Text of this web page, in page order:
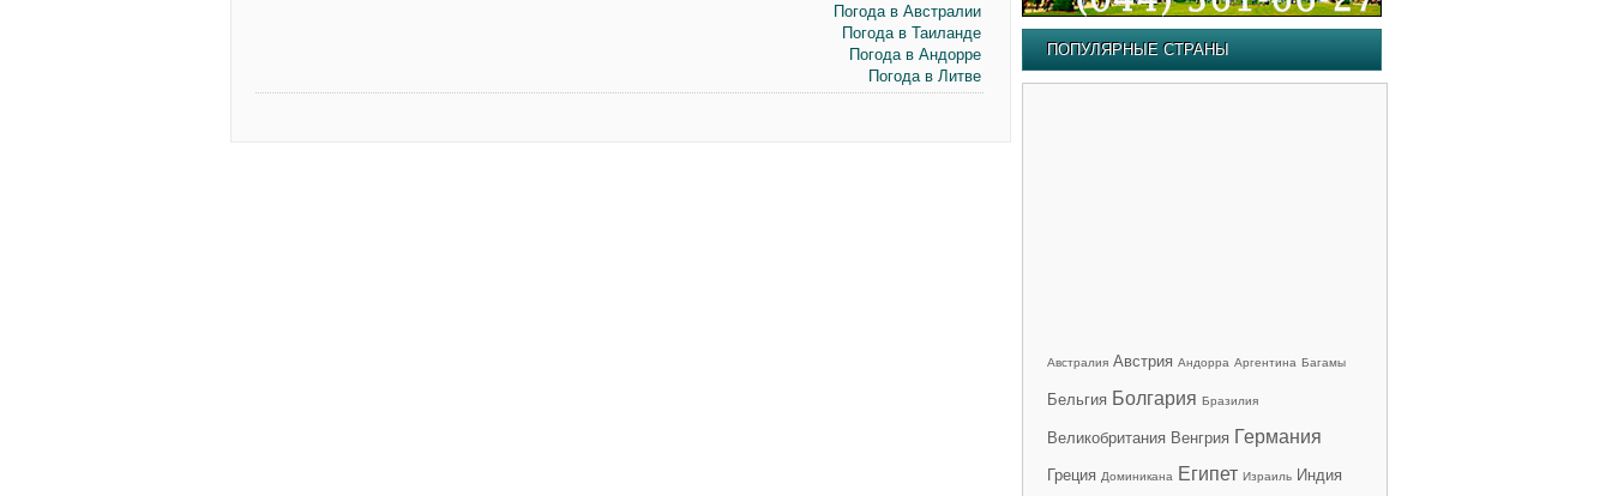
Погода в Австралии
Погода в Таиланде
Погода в Андорре
Погода в Литве
ПОПУЛЯРНЫЕ СТРАНЫ
Австралия Австрия Андорра Аргентина Багамы
Бельгия Болгария Бразилия
Великобритания Венгрия Германия
Греция Доминикана Египет Израиль Индия